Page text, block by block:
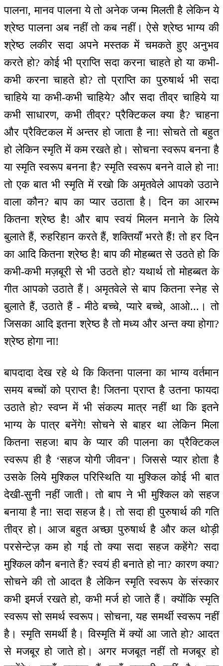
पालना, मानव पालना ये तो अनेक जन्म मिलती है लेकिन ये
श्रेष्ठ पालना अब नहीं तो कब नहीं। ऐसे श्रेष्ठ भाग्य की
श्रेष्ठ लकीर सदा अपने मस्तक में चमकते हुए अनुभव
करते हो? कोई भी प्राप्ति सदा करना चाहते हो या कभी-
कभी करना चाहते हो? तो प्राप्ति का पुरुषार्थ भी सदा
चाहिये या कभी-कभी चाहिये? और सदा तीव्र चाहिये या
कभी साधारण, कभी तीव्र? प्रैक्टिकल क्या है? चाहना
और प्रैक्टिकल में अन्तर हो जाता है ना! सोचते तो बहुत
हो लेकिन स्मृति में कम रखते हो। सोचना स्वरूप बनना है
या स्मृति स्वरूप बनना है? स्मृति स्वरूप बनने वाले हो ना!
तो एक बात भी स्मृति में रखो कि अमृतवेले आपको उठाने
वाला कौन? बाप का प्यार उठाता है। दिन का आरम्भ
कितना श्रेष्ठ है! और बाप स्वयं मिलन मनाने के लिये
बुलाते हैं, रुहरिहान करते हैं, शक्तियाँ भरते हैं! तो हर दिन
का आदि कितना श्रेष्ठ है! बाप की मोहब्बत से उठते हो कि
कभी-कभी मज़बूरी से भी उठते हो? यथार्थ तो मोहब्बत के
गीत आपको उठाते हैं। अमृतवेले से बाप कितना स्नेह से
बुलाते हैं, उठाते हैं - मीठे बच्चे, प्यारे बच्चे, आओ...। तो
जिसका आदि इतना श्रेष्ठ है तो मध्य और अन्त क्या होगा?
श्रेष्ठ होगा ना!
बापदादा देख रहे थे कि कितना पालना का भाग्य वर्तमान
समय बच्चों को प्राप्त है! जितना प्राप्त है उतना फायदा
उठाते हो? स्वप्न में भी संकल्प मात्र नहीं था कि इतने
भाग्य के पात्र बनेंगे! सोचने से बाहर था लेकिन मिला
कितना सहज! बाप के प्यार की पालना का प्रैक्टिकल
स्वरूप ही है ‘सहज योगी जीवन'। जिससे प्यार होता है
उसके लिये मुश्किल परिस्थिति या मुश्किल कोई भी बात
देखी-सुनी नहीं जाती। तो बाप ने भी मुश्किल को सहज
बनाया है ना! सदा सहज है। तो सदा ही पुरुषार्थ की गति
तीव्र हो। आज बहुत अच्छा पुरुषार्थ है और कल थोड़ी
परसेन्टेज़ कम हो गई तो क्या सदा सहज कहेंगे? सदा
मुश्किल कौन बनाते हैं? स्वयं ही बनाते हो ना? कारण क्या?
सोचने की तो आदत है लेकिन स्मृति स्वरूप के संस्कार
कभी इमर्ज रखते हो, कभी मर्ज हो जाते हैं। क्योंकि स्मृति
स्वरूप सो समर्थ स्वरूप। सोचना, यह समर्थी स्वरूप नहीं
है। स्मृति समर्थी है। विस्मृति में क्यों आ जाते हो? आदत
से मजबूर हो जाते हो। अगर मजबूत नहीं तो मजबूर हो